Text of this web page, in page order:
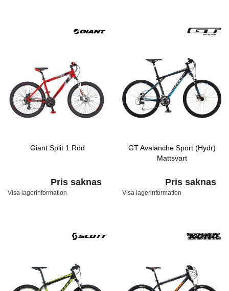
Giant Split 1 Röd
Pris saknas
Visa lagerinformation
GT Avalanche Sport (Hydr)
Mattsvart
Pris saknas
Visa lagerinformation